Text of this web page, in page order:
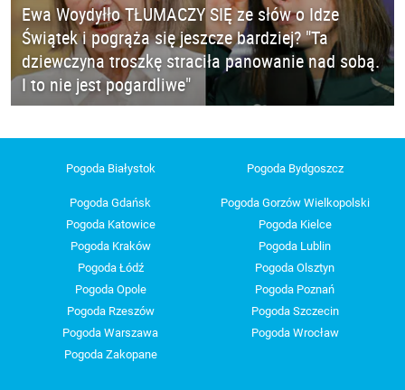
Ewa Woydyłło TŁUMACZY SIĘ ze słów o Idze
Świątek i pogrąża się jeszcze bardziej? "Ta
dziewczyna troszkę straciła panowanie nad sobą.
I to nie jest pogardliwe"
Pogoda Białystok Pogoda Bydgoszcz
Pogoda Gdańsk
Pogoda Gorzów Wielkopolski
Pogoda Katowice
Pogoda Kielce
Pogoda Kraków
Pogoda Lublin
Pogoda Łódź
Pogoda Olsztyn
Pogoda Opole
Pogoda Poznań
Pogoda Rzeszów
Pogoda Szczecin
Pogoda Warszawa
Pogoda Wrocław
Pogoda Zakopane